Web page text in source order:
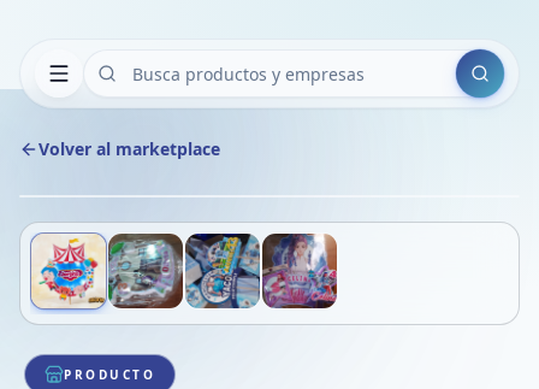
Buscar
Volver al marketplace
1/4
PRODUCTO